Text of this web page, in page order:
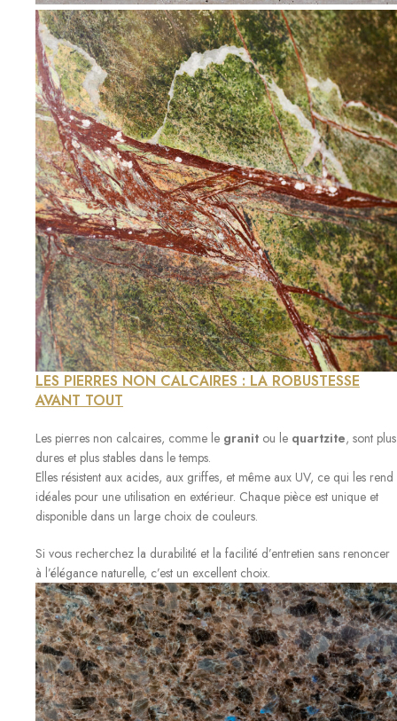
LES PIERRES NON CALCAIRES : LA ROBUSTESSE
AVANT TOUT
Les pierres non calcaires, comme le granit ou le quartzite, sont plus
dures et plus stables dans le temps.
Elles résistent aux acides, aux griffes, et même aux UV, ce qui les rend
idéales pour une utilisation en extérieur. Chaque pièce est unique et
disponible dans un large choix de couleurs.
Si vous recherchez la durabilité et la facilité d’entretien sans renoncer
à l’élégance naturelle, c’est un excellent choix.